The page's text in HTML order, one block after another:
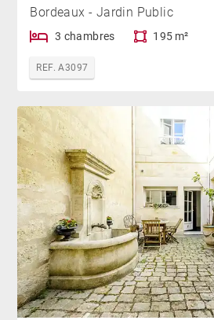
Bordeaux - Jardin Public
3 chambres 195 m²
REF. A3097